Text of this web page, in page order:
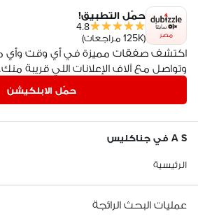
مصر
حمّل التطبيق!
4.8
(125K مراجعات)
اكتشف صفقات مميزة في أي وقت وأي
وتواصل مع آلاف الإعلانات اللي قريبة منك.
حمّل الابلكيشن
A S في جناكليس
الرئيسية
عمليات البحث الرائجة